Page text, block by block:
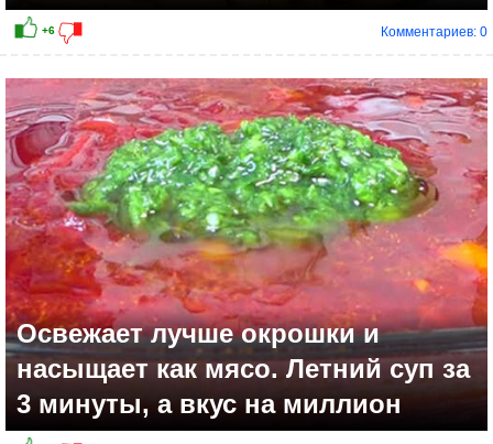
+12
Комментариев: 0
Освежает лучше окрошки и
насыщает как мясо. Летний суп за
3 минуты, а вкус на миллион